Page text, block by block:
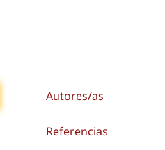
Autores/as
Referencias